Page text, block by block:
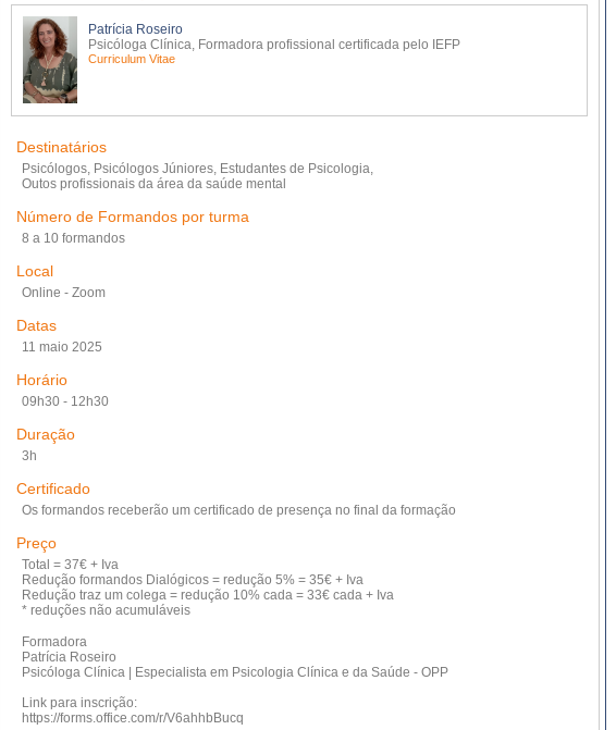
Patrícia Roseiro
Psicóloga Clínica, Formadora profissional certificada pelo IEFP
Curriculum Vitae
Destinatários
Psicólogos, Psicólogos Júniores, Estudantes de Psicologia,
Outos profissionais da área da saúde mental
Número de Formandos por turma
8 a 10 formandos
Local
Online - Zoom
Datas
11 maio 2025
Horário
09h30 - 12h30
Duração
3h
Certificado
Os formandos receberão um certificado de presença no final da formação
Preço
Total = 37€ + Iva
Redução formandos Dialógicos = redução 5% = 35€ + Iva
Redução traz um colega = redução 10% cada = 33€ cada + Iva
* reduções não acumuláveis
Formadora
Patrícia Roseiro
Psicóloga Clínica | Especialista em Psicologia Clínica e da Saúde - OPP
Link para inscrição:
https://forms.office.com/r/V6ahhbBucq